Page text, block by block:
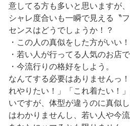
意してる方も多いと思いますが
シャレ度合いも一瞬で見える〝
センスはどうでしょうか！？
・この人の真似をした方がいい！
・若い人が行ってる人気のお店で
・今流行りの格好をしよう。
なんてする必要はありませんっ
れやりたい！」「これ着たい！
いですが、体型が違うのに真似
はわかりませんし、若い人や今